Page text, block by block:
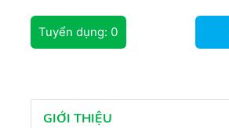
Tuyển dụng: 0
GIỚI THIỆU